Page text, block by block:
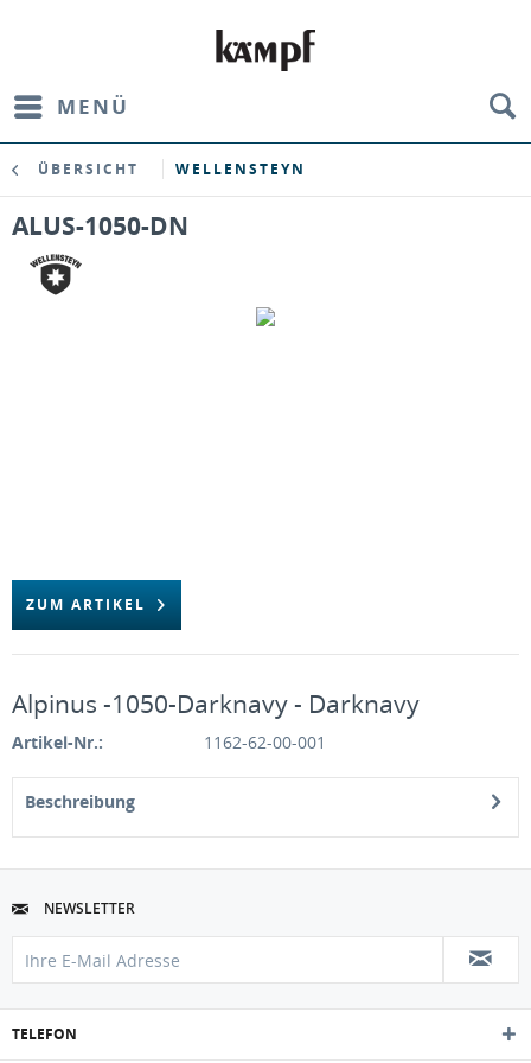
MENÜ
ÜBERSICHT WELLENSTEYN
ALUS-1050-DN
ZUM ARTIKEL
Alpinus -1050-Darknavy - Darknavy
Artikel-Nr.: 1162-62-00-001
Beschreibung
NEWSLETTER
TELEFON